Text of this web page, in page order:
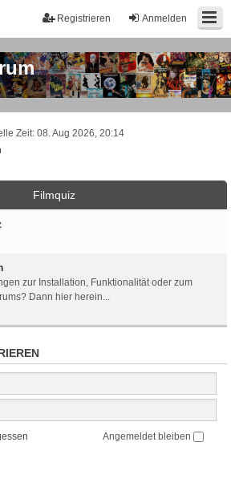
Anmelden
Registrieren
Zeit: 08. Aug 2026, 20:14
Filmquiz
zur Installation, Funktionalität oder zum
Dann hier herein...
Angemeldet bleiben